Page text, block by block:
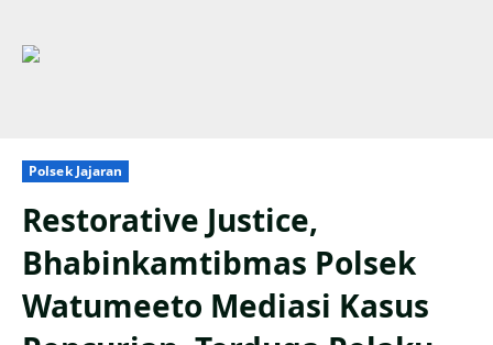
Polsek Jajaran
Restorative Justice,
Bhabinkamtibmas Polsek
Watumeeto Mediasi Kasus